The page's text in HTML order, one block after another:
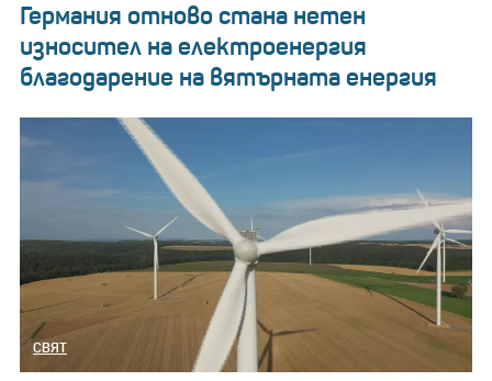
Германия отново стана нетен
износител на електроенергия
благодарение на вятърната енергия
СВЯТ